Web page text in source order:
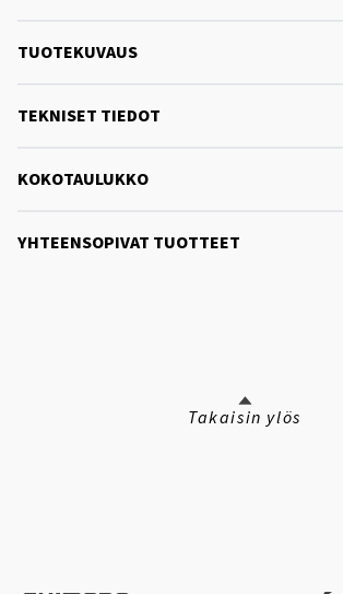
TUOTEKUVAUS
TEKNISET TIEDOT
KOKOTAULUKKO
YHTEENSOPIVAT TUOTTEET
Takaisin ylös